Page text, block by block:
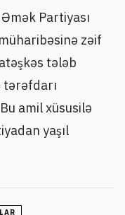
Partiyası
zəif
tələb
amil xüsusilə
yaşıl